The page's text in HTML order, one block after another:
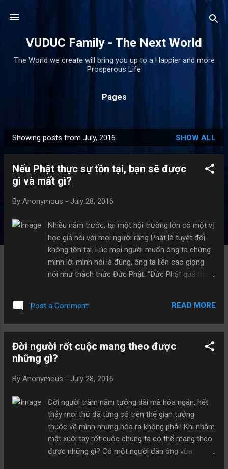
VUDUC Family - The Next World
The World we create will bring you up to a Happier and more
Prosperous Life
Pages
o
Showing posts from July, 2016 SHOW ALL
Nếu Phật thực sự tồn tại, bạn sẽ được
gì và mất gì?
By Anonymous - July 28, 2016
Nhiều năm trước, tại một hội trường lớn có một vị
học giả nói với mọi người rằng Phật là tuyệt đối
không tồn tại. Lúc mọi người muốn ông ta chứng
minh lời mình nói là đúng, ông ta liền cao giọng
nói như thách thức Đức Phật: “Đức Phật quả thực
là người thực sự có tồn tại”. Sau đó, ông ta cố ý
lặng yên chờ mấy phút nữa, đương nhiên là Đức
nhìn mọi người xung quanh và nói:“Mọi người thấy
rồi đấy, Đức Phật vốn dĩ là không tồn tại”. Bất ngờ
một chiếc khăn, nói với ông ta: “Thưa ông, lý luận
bác. Tôi chỉ là một phụ nữ quê mùa, không thể
phản bác lại ông, chỉ muốn hỏi ông một câu hỏi
rằng: Từ trước đến nay đã nhiều năm rồi, tôi luôn
tin vào Phật, tin vào những lời dạy bảo của Phật
và cảm thấy vô cùng thoải mái. Bởi vì trong lòng
Post a Comment READ MORE
Đời người rốt cuộc mang theo được
những gì?
By Anonymous - July 28, 2016
Đời người trăm năm tưởng dài mà hóa ngắn, hết
thảy mọi thứ đã từng có trên thế gian tưởng
thuộc về mình nhưng hóa ra không phải! Khi nhắm
mắt xuôi tay rốt cuộc chúng ta có thể mang theo
được những gì? Có một người đàn ông vừa